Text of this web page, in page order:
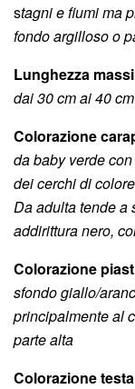
stagni e fiumi ma
fondo argilloso o
Lunghezza
dai 30 cm ai 40 cm
Colorazione
da baby verde
dei cerchi di
Da adulta tende a
addirittura nero,
Colorazione
sfondo giallo/
principalmente al
parte alta
Colorazione